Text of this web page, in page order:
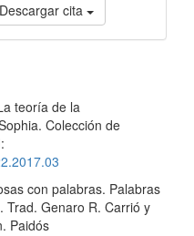
Descargar cita
teoría de la
Colección de
con palabras. Palabras
Trad. Genaro R. Carrió y
Paidós